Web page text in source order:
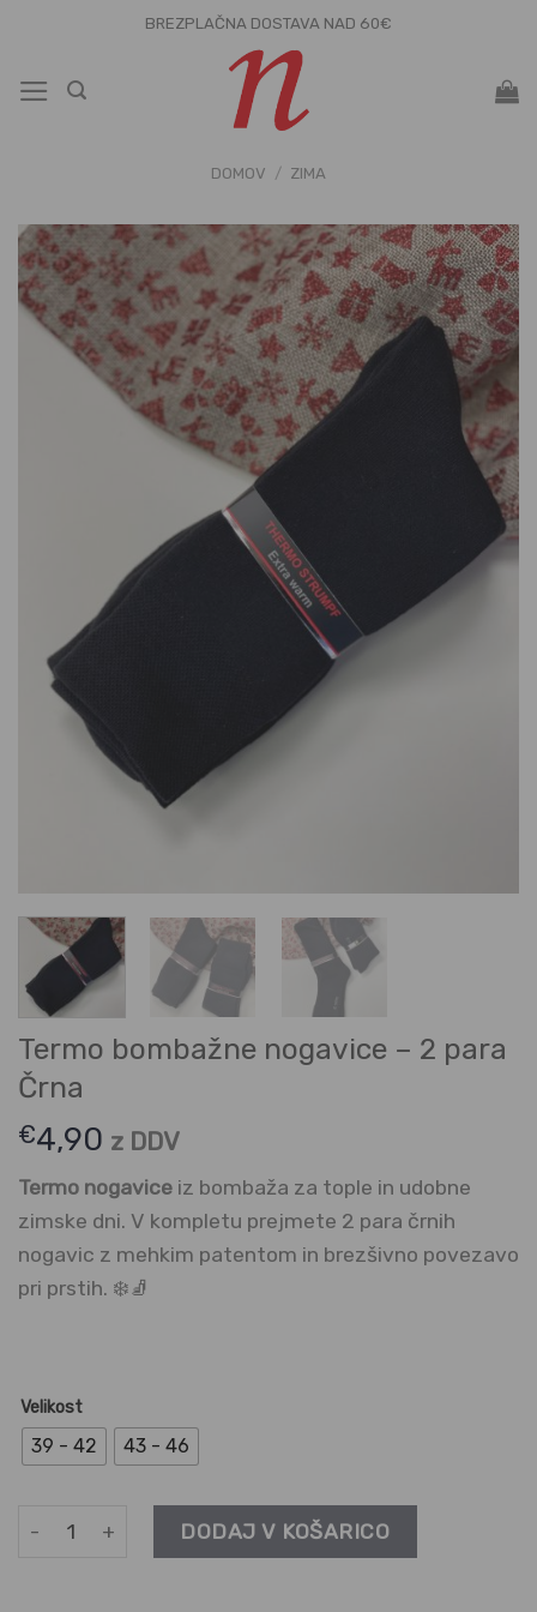
vsebino
BREZPLAČNA DOSTAVA NAD 60€
DOMOV / ZIMA
Termo bombažne nogavice – 2 para
Črna
€4,90 z DDV
Termo nogavice iz bombaža za tople in udobne
zimske dni. V kompletu prejmete 2 para črnih
nogavic z mehkim patentom in brezšivno povezavo
pri prstih. ❄️🧦
Velikost
39 - 42 43 - 46
Termo bombažne nogavice - 2 para Črna količina
DODAJ V KOŠARICO